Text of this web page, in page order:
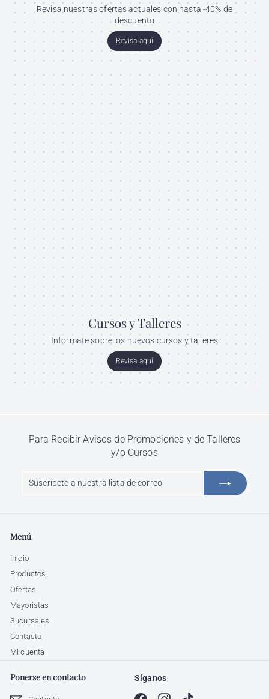
Revisa nuestras ofertas actuales con hasta -40% de
descuento
Revisa aquí
Cursos y Talleres
Informate sobre los nuevos cursos y talleres
Revisa aquí
Para Recibir Avisos de Promociones y de Talleres
y/o Cursos
Suscríbete
lista
correo
Suscribir
Menú
Inicio
Productos
Ofertas
Mayoristas
Sucursales
Contacto
Mi cuenta
Ponerse en contacto Síganos